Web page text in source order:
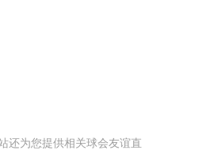
还为您提供相关球会友谊直